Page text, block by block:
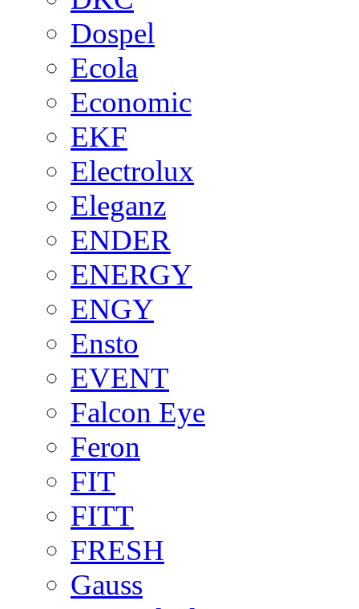
Dospel
Ecola
Economic
EKF
Electrolux
Eleganz
ENDER
ENERGY
ENGY
Ensto
EVENT
Falcon Eye
Feron
FIT
FITT
FRESH
Gauss